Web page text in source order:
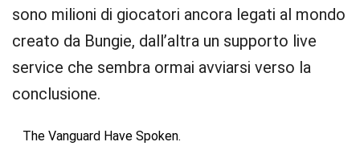
sono milioni di giocatori ancora legati al mondo
creato da Bungie, dall’altra un supporto live
service che sembra ormai avviarsi verso la
conclusione.
The Vanguard Have Spoken.